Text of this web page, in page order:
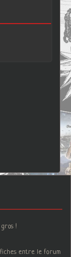
!
entre le forum